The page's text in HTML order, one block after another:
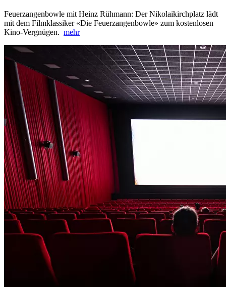
Feuerzangenbowle mit Heinz Rühmann: Der Nikolaikirchplatz lädt
mit dem Filmklassiker «Die Feuerzangenbowle» zum kostenlosen
Kino-Vergnügen. mehr